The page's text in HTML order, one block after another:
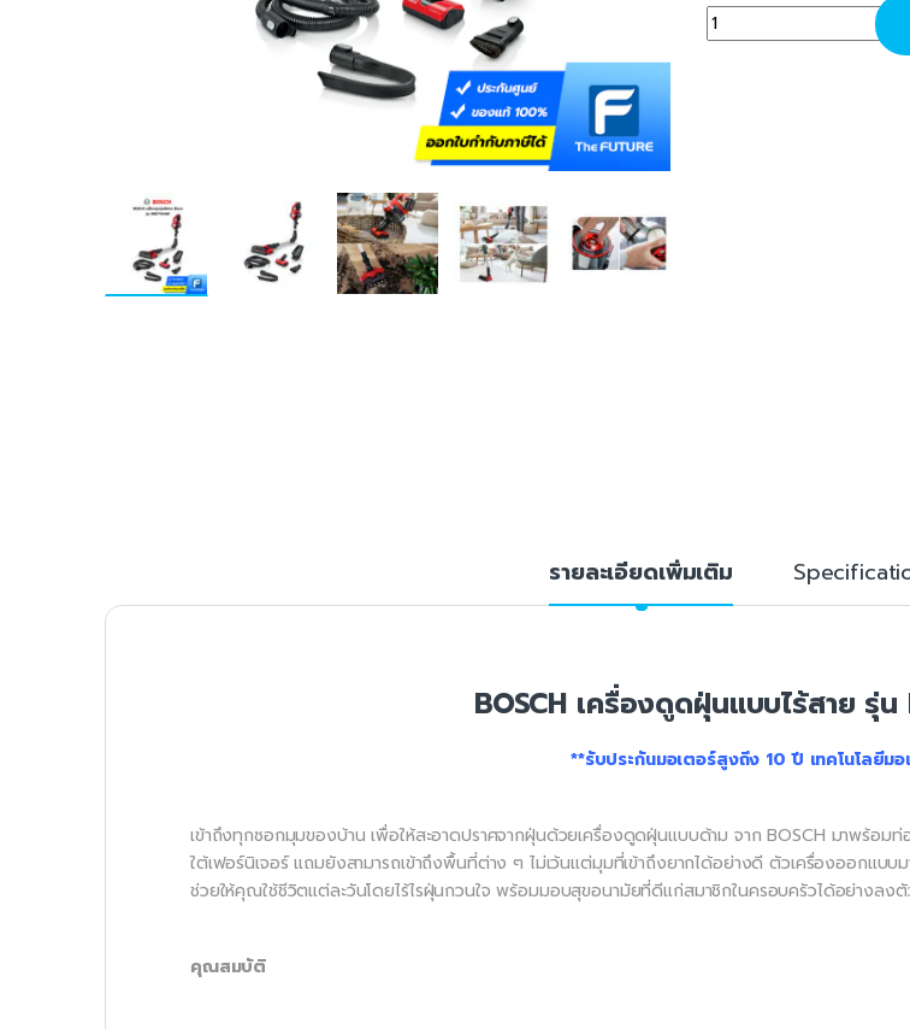
BOSCH เครื่องดูดฝุ่นแบบ
รายละเอียดเพิ่มเติม
BOSCH เครื่องดูดฝุ่นแบบไร้สาย รุ่น
**รับประกันมอเตอร์สูงถึง 10 ปี เทคโนโลยีม
เข้าถึงทุกซอกมุมของบ้าน เพื่อให้สะอาดปราศจากฝุ่นด้วยเครื่องดูดฝุ่นแบบด้าม จาก BOSCH มาพร้อ
ใต้เฟอร์นิเจอร์ แถมยังสามารถเข้าถึงพื้นที่ต่าง ๆ ไม่เว้นแต่มุมที่เข้าถึงยากได้อย่างดี ตัวเครื่องออกแบบ
ช่วยให้คุณใช้ชีวิตแต่ละวันโดยไร้ไรฝุ่นกวนใจ พร้อมมอบสุขอนามัยที่ดีแก่สมาชิกในครอบครัวได้อย่างลง
คุณสมบัติ